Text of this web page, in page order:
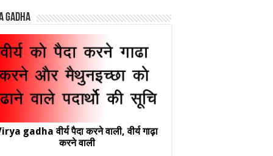
Gadha
gadha वीर्य पैदा करने वाली, वीर्य गाढ़ा
करने वाली